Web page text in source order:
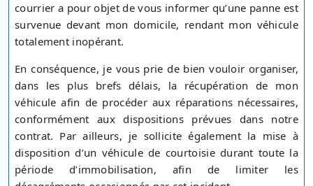
courrier a pour objet de vous informer qu’une panne est
survenue devant mon domicile, rendant mon véhicule
totalement inopérant.
En conséquence, je vous prie de bien vouloir organiser,
dans les plus brefs délais, la récupération de mon
véhicule afin de procéder aux réparations nécessaires,
conformément aux dispositions prévues dans notre
contrat. Par ailleurs, je sollicite également la mise à
disposition d’un véhicule de courtoisie durant toute la
période d’immobilisation, afin de limiter les